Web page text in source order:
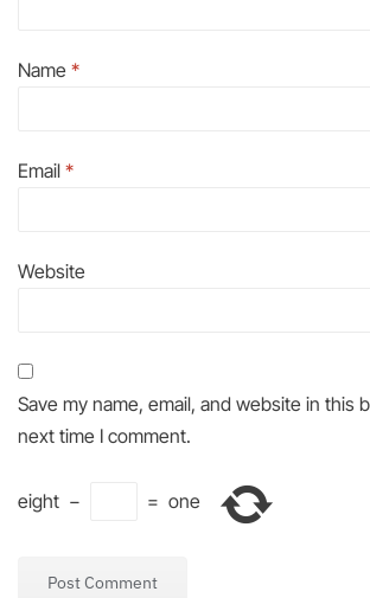
Name *
Email *
Website
Save my name, email, and website in this
next time I comment.
eight − = one